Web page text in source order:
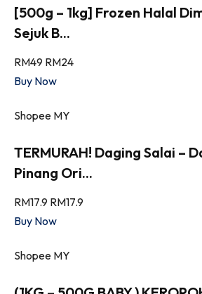
[500g – 1kg] Frozen Halal
Sejuk B...
RM49 RM24
Buy Now
Shopee MY
TERMURAH! Daging Salai –
Pinang Ori...
RM17.9 RM17.9
Buy Now
Shopee MY